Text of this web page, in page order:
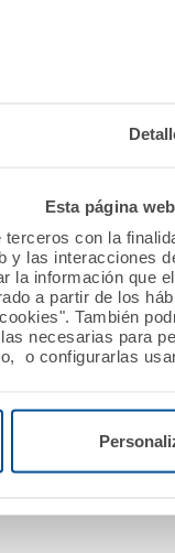
Esta página
con la
y las interacciones
la información que
a partir de los
También
necesarias para
o configurarlas
a través de la
desarrollarán